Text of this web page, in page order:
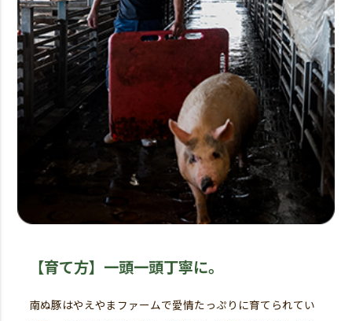
【育て方】一頭一頭丁寧に。
南ぬ豚はやえやまファームで愛情たっぷりに育てられてい